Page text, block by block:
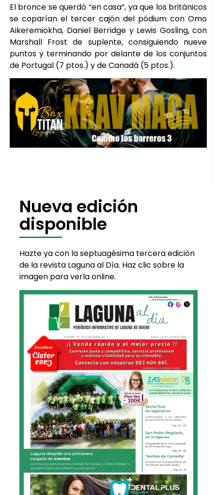
El bronce se querdó “en casa”, ya que los británicos
se coparían el tercer cajón del pódium con Omo
Aikeremiokha, Daniel Berridge y Lewis Gosling, con
Marshall Frost de suplente, consiguiendo nueve
puntos y terminando por delante de los conjuntos
de Portugal (7 ptos.) y de Canadá (5 ptos.).
Nueva edición
disponible
Hazte ya con la septuagésima tercera edición
de la revista Laguna al Día. Haz clic sobre la
imagen para verla online.